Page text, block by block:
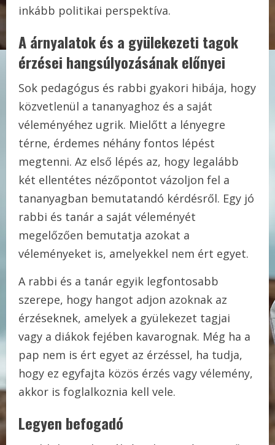
inkább politikai perspektíva.
A árnyalatok és a gyülekezeti tagok
érzései hangsúlyozásának előnyei
Sok pedagógus és rabbi gyakori hibája, hogy
közvetlenül a tananyaghoz és a saját
véleményéhez ugrik. Mielőtt a lényegre
térne, érdemes néhány fontos lépést
megtenni. Az első lépés az, hogy legalább
két ellentétes nézőpontot vázoljon fel a
tananyagban bemutatandó kérdésről. Egy jó
rabbi és tanár a saját véleményét
megelőzően bemutatja azokat a
véleményeket is, amelyekkel nem ért egyet.
A rabbi és a tanár egyik legfontosabb
szerepe, hogy hangot adjon azoknak az
érzéseknek, amelyek a gyülekezet tagjai
vagy a diákok fejében kavarognak. Még ha a
pap nem is ért egyet az érzéssel, ha tudja,
hogy ez egyfajta közös érzés vagy vélemény,
akkor is foglalkoznia kell vele.
Legyen befogadó